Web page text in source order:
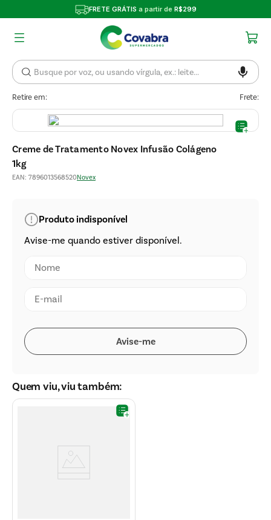
FRETE GRÁTIS a partir de R$299
Retire em: Frete:
Creme de Tratamento Novex Infusão Colágeno
1kg
EAN: 7896013568520Novex
Quem viu, viu também: